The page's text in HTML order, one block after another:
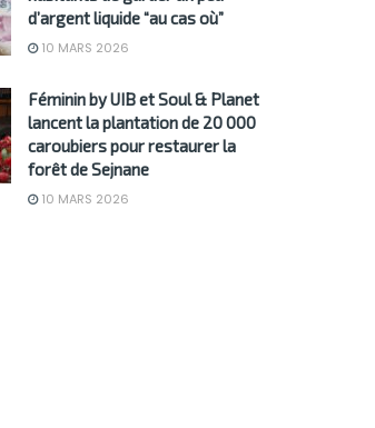
d’argent liquide “au cas où”
10 MARS 2026
Féminin by UIB et Soul & Planet
lancent la plantation de 20 000
caroubiers pour restaurer la
forêt de Sejnane
10 MARS 2026